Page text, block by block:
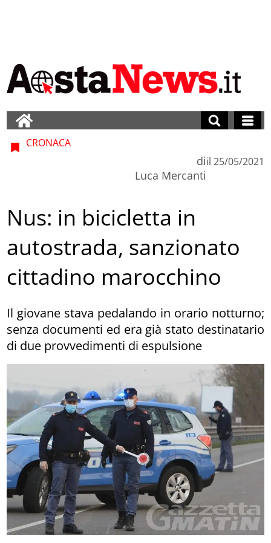
CRONACA
di
Luca Mercanti
il 25/05/2021
Nus: in bicicletta in
autostrada, sanzionato
cittadino marocchino
Il giovane stava pedalando in orario notturno;
senza documenti ed era già stato destinatario
di due provvedimenti di espulsione